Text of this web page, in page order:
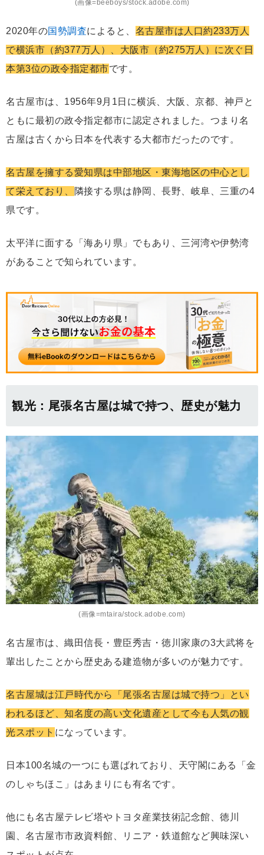
(画像=beeboys/stock.adobe.com)
2020年の国勢調査によると、 名古屋市は人口約233万人
で横浜市（約377万人）、大阪市（約275万人）に次ぐ日
本第3位の政令指定都市です。
名古屋市は、1956年9月1日に横浜、大阪、京都、神戸と
ともに最初の政令指定都市に認定されました。つまり名
古屋は古くから日本を代表する大都市だったのです。
名古屋を擁する愛知県は中部地区・東海地区の中心とし
て栄えており、
隣接する県は静岡、長野、岐阜、三重の4
県です。
太平洋に面する「海あり県」でもあり、三河湾や伊勢湾
があることで知られています。
観光：尾張名古屋は城で持つ、歴史が魅力
(画像=mtaira/stock.adobe.com)
名古屋市は、織田信長・豊臣秀吉・徳川家康の3大武将を
輩出したことから歴史ある建造物が多いのが魅力です。
名古屋城は江戸時代から「尾張名古屋は城で持つ」とい
われるほど、知名度の高い文化遺産として今も人気の観
光スポット になっています。
日本100名城の一つにも選ばれており、天守閣にある「金
のしゃちほこ」はあまりにも有名です。
他にも名古屋テレビ塔やトヨタ産業技術記念館、徳川
園、名古屋市市政資料館、リニア・鉄道館など興味深い